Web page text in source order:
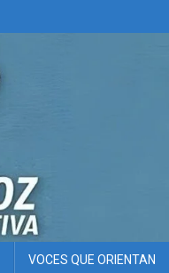
VOCES QUE ORIENTAN